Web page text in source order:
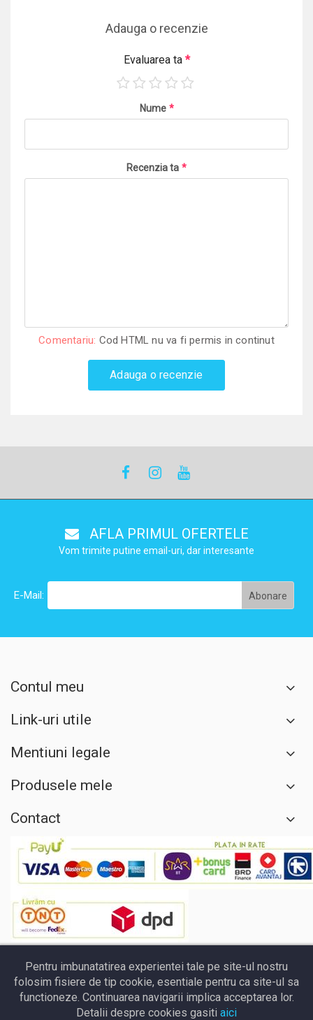
Adauga o recenzie
Evaluarea ta *
Nume *
Recenzia ta *
Comentariu: Cod HTML nu va fi permis in continut
Adauga o recenzie
AFLA PRIMUL OFERTELE
Vom trimite putine email-uri, dar interesante
E-Mail:
Contul meu
Link-uri utile
Mentiuni legale
Produsele mele
Contact
Pentru imbunatatirea experientei tale pe site-ul nostru
folosim fisiere de tip cookie, esentiale pentru ca site-ul sa
functioneze. Continuarea navigarii implica acceptarea lor.
Detalii despre cookies gasiti aici